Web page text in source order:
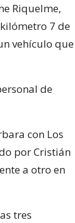
Riquelme,
7 de
vehículo que
de
con Los
por Cristián
a otro en
tres